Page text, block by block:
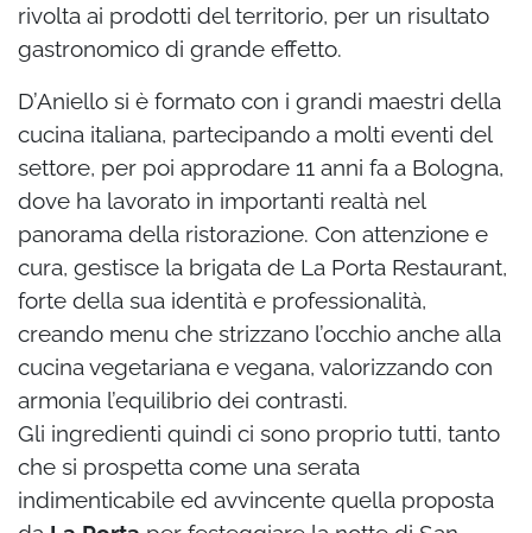
rivolta ai prodotti del territorio, per un risultato
gastronomico di grande effetto.
D’Aniello si è formato con i grandi maestri della
cucina italiana, partecipando a molti eventi del
settore, per poi approdare 11 anni fa a Bologna,
dove ha lavorato in importanti realtà nel
panorama della ristorazione. Con attenzione e
cura, gestisce la brigata de La Porta Restaurant,
forte della sua identità e professionalità,
creando menu che strizzano l’occhio anche alla
cucina vegetariana e vegana, valorizzando con
armonia l’equilibrio dei contrasti.
Gli ingredienti quindi ci sono proprio tutti, tanto
che si prospetta come una serata
indimenticabile ed avvincente quella proposta